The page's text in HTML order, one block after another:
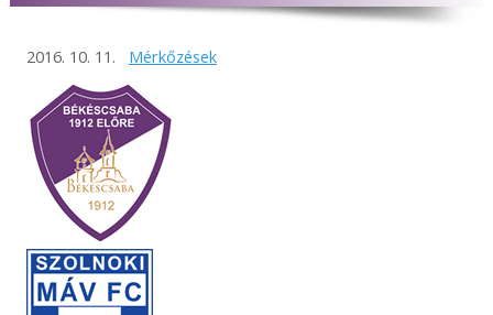
2016. 10. 11. Mérkőzések